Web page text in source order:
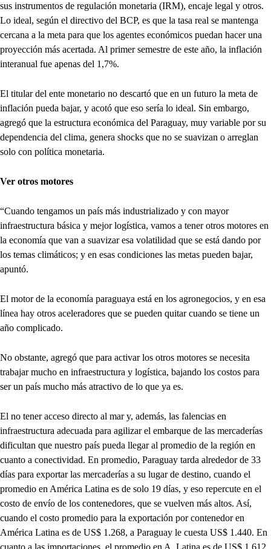
sus instrumentos de regulación monetaria (IRM), encaje legal y otros.
Lo ideal, según el directivo del BCP, es que la tasa real se mantenga
cercana a la meta para que los agentes económicos puedan hacer una
proyección más acertada. Al primer semestre de este año, la inflación
interanual fue apenas del 1,7%.
El titular del ente monetario no descartó que en un futuro la meta de
inflación pueda bajar, y acotó que eso sería lo ideal. Sin embargo,
agregó que la estructura económica del Paraguay, muy variable por su
dependencia del clima, genera shocks que no se suavizan o arreglan
solo con política monetaria.
Ver otros motores
“Cuando tengamos un país más industrializado y con mayor
infraestructura básica y mejor logística, vamos a tener otros motores en
la economía que van a suavizar esa volatilidad que se está dando por
los temas climáticos; y en esas condiciones las metas pueden bajar,
apuntó.
El motor de la economía paraguaya está en los agronegocios, y en esa
línea hay otros aceleradores que se pueden quitar cuando se tiene un
año complicado.
No obstante, agregó que para activar los otros motores se necesita
trabajar mucho en infraestructura y logística, bajando los costos para
ser un país mucho más atractivo de lo que ya es.
El no tener acceso directo al mar y, además, las falencias en
infraestructura adecuada para agilizar el embarque de las mercaderías
dificultan que nuestro país pueda llegar al promedio de la región en
cuanto a conectividad. En promedio, Paraguay tarda alrededor de 33
días para exportar las mercaderías a su lugar de destino, cuando el
promedio en América Latina es de solo 19 días, y eso repercute en el
costo de envío de los contenedores, que se vuelven más altos. Así,
cuando el costo promedio para la exportación por contenedor en
América Latina es de US$ 1.268, a Paraguay le cuesta US$ 1.440. En